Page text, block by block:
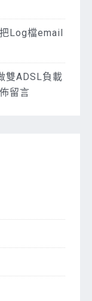
Log檔email
雙ADSL負載
留言